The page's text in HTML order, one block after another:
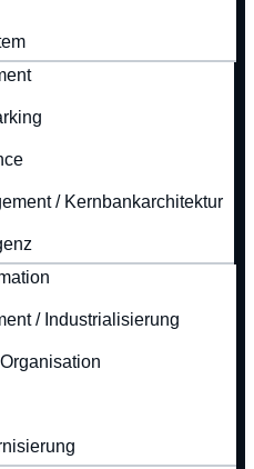
/ Kernbankarchitektur
/ Industrialisierung